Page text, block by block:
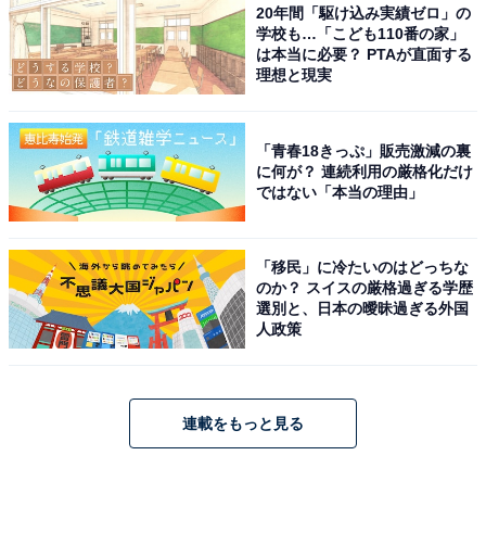
20年間「駆け込み実績ゼロ」の
学校も…「こども110番の家」
は本当に必要？ PTAが直面する
理想と現実
「青春18きっぷ」販売激減の裏
に何が？ 連続利用の厳格化だけ
ではない「本当の理由」
「移民」に冷たいのはどっちな
のか？ スイスの厳格過ぎる学歴
選別と、日本の曖昧過ぎる外国
人政策
連載をもっと見る